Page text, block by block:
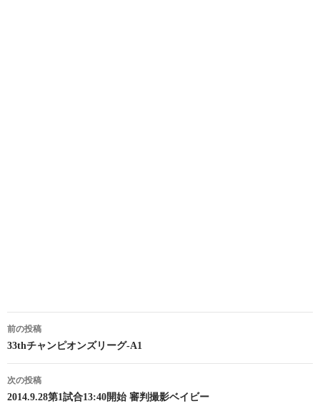
投
稿
ナ
ビ
前の投稿
33thチャンピオンズリーグ-A1
次の投稿
2014.9.28第1試合13:40開始 審判撮影ベイビー